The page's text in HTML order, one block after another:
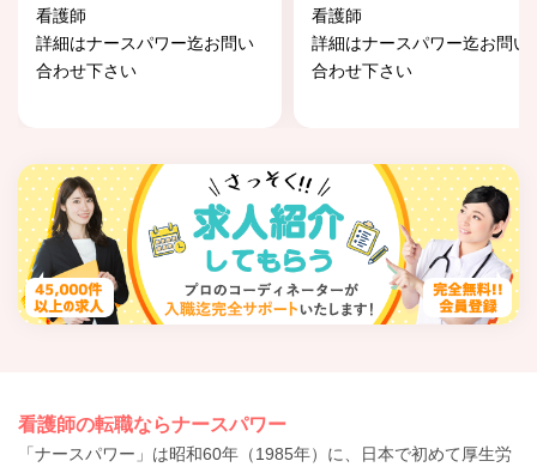
看護師
詳細はナースパワー迄お問い
合わせ下さい
看護師
詳細はナースパワー迄お問い
合わせ下さい
看護師の転職ならナースパワー
「ナースパワー」は昭和60年（1985年）に、日本で初めて厚生労